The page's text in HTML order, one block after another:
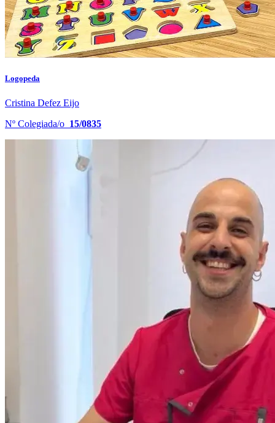
Logopeda
Cristina Defez Eijo
Nº Colegiada/o 15/0835